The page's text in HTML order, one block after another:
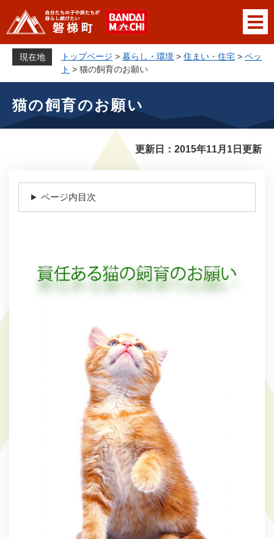
ジ
頭
。
メニューを飛ばして本文へ
現在地 トップページ > 暮らし・環境 > 住まい・住宅 > ペッ
ト > 猫の飼育のお願い
猫の飼育のお願い
更新日：2015年11月1日更新
ページ内目次